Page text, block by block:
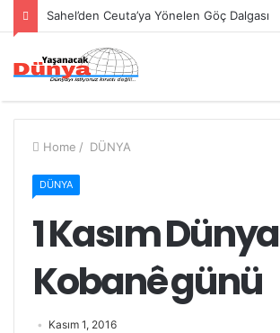
Sahel’den Ceuta’ya Yönelen Göç Dalgası
Home / DÜNYA
DÜNYA
1 Kasım Dünya
Kobanê günü
Kasım 1, 2016